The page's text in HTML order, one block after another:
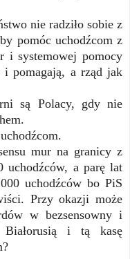
nie radziło sobie z
pomóc uchodźcom z
i systemowej pomocy
i pomagają, a rząd jak
są Polacy, gdy nie
mur na granicy z
uchodźców, a parę lat
uchodźców bo PiS
Przy okazji może
w bezsensowny i
i tą kasę